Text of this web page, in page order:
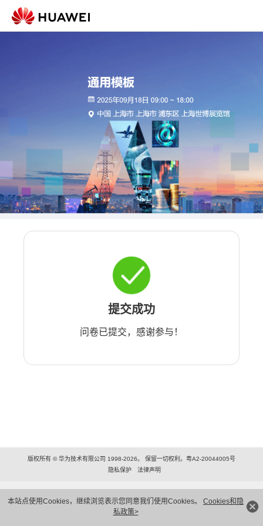
本站点使用Cookies，继续浏览表示您同意我们使用Cookies。 Cookies和隐
私政策>
提交成功
问卷已提交，感谢参与！
版权所有 © 华为技术有限公司 1998-2026。 保留一切权利。粤A2-20044005号
隐私保护
法律声明